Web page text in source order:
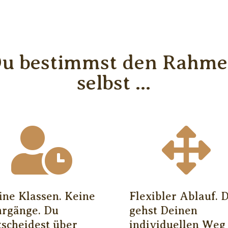
bestimmst den
selbst ...

Klassen. Keine
Du
über

Flexibler Ablauf.
gehst Deinen
individuellen Weg